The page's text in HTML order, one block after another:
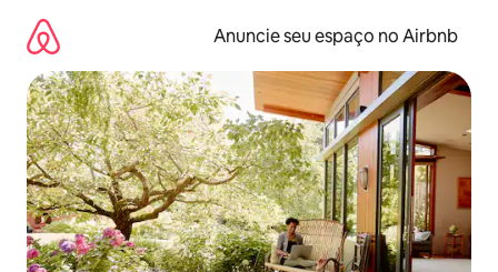
para
conteúdo
Anuncie seu espaço no Airbnb